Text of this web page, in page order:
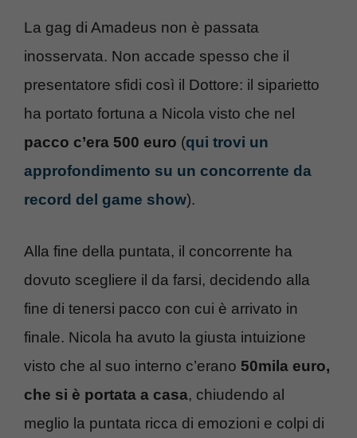
La gag di Amadeus non è passata
inosservata. Non accade spesso che il
presentatore sfidi così il Dottore: il siparietto
ha portato fortuna a Nicola visto che nel
pacco c’era 500 euro (qui trovi un
approfondimento su un concorrente da
record del game show).
Alla fine della puntata, il concorrente ha
dovuto scegliere il da farsi, decidendo alla
fine di tenersi pacco con cui è arrivato in
finale. Nicola ha avuto la giusta intuizione
visto che al suo interno c’erano 50mila euro,
che si è portata a casa, chiudendo al
meglio la puntata ricca di emozioni e colpi di